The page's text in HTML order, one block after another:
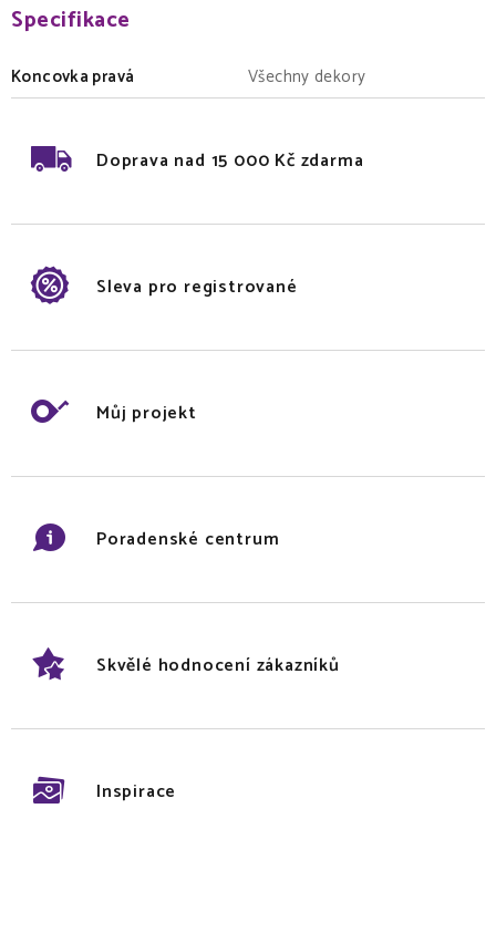
Specifikace
Koncovka pravá Všechny dekory
Doprava nad 15 000 Kč zdarma
Sleva pro registrované
Můj projekt
Poradenské centrum
Skvělé hodnocení zákazníků
Inspirace